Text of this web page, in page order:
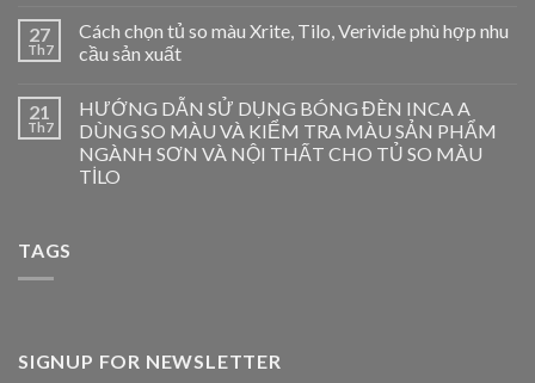
27
Th7
Cách chọn tủ so màu Xrite, Tilo, Verivide phù hợp nhu
cầu sản xuất
21
Th7
HƯỚNG DẪN SỬ DỤNG BÓNG ĐÈN INCA A
DÙNG SO MÀU VÀ KIỂM TRA MÀU SẢN PHẨM
NGÀNH SƠN VÀ NỘI THẤT CHO TỦ SO MÀU
TİLO
TAGS
SIGNUP FOR NEWSLETTER